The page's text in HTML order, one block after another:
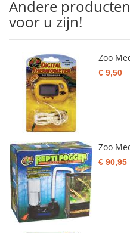
Andere
voor u zijn!
Zoo
€ 9,50
Zoo
€ 90,95